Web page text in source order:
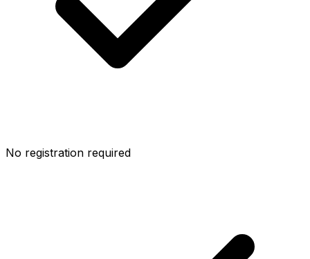
No registration required